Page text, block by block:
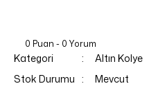
0 Puan - 0 Yorum
Kategori
Altın Kolye
Stok Durumu
Mevcut